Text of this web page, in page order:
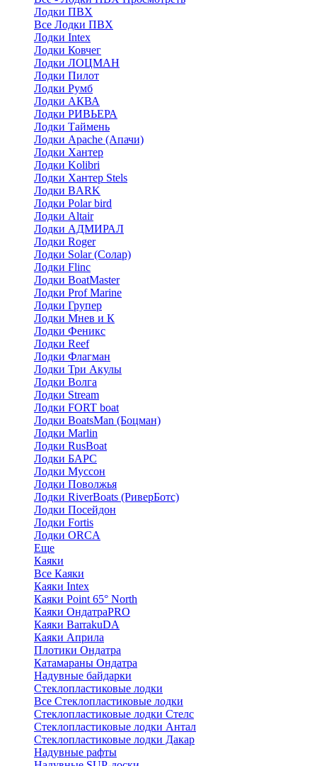
Лодки ПВХ
Все Лодки ПВХ
Лодки Intex
Лодки Ковчег
Лодки ЛОЦМАН
Лодки Пилот
Лодки Румб
Лодки АКВА
Лодки РИВЬЕРА
Лодки Таймень
Лодки Apache (Апачи)
Лодки Хантер
Лодки Kolibri
Лодки Хантер Stels
Лодки BARK
Лодки Polar bird
Лодки Altair
Лодки АДМИРАЛ
Лодки Roger
Лодки Solar (Солар)
Лодки Flinc
Лодки BoatMaster
Лодки Prof Marine
Лодки Групер
Лодки Мнев и К
Лодки Феникс
Лодки Reef
Лодки Флагман
Лодки Три Акулы
Лодки Волга
Лодки Stream
Лодки FORT boat
Лодки BoatsMan (Боцман)
Лодки Marlin
Лодки RusBoat
Лодки БАРС
Лодки Муссон
Лодки Поволжья
Лодки RiverBoats (РиверБотс)
Лодки Посейдон
Лодки Fortis
Лодки ORCA
Еще
Каяки
Все Каяки
Каяки Intex
Каяки Point 65° North
Каяки ОндатраPRO
Каяки BarrakuDA
Каяки Априла
Плотики Ондатра
Катамараны Ондатра
Надувные байдарки
Стеклопластиковые лодки
Все Стеклопластиковые лодки
Стеклопластиковые лодки Стелс
Стеклопластиковые лодки Антал
Стеклопластиковые лодки Дакар
Надувные рафты